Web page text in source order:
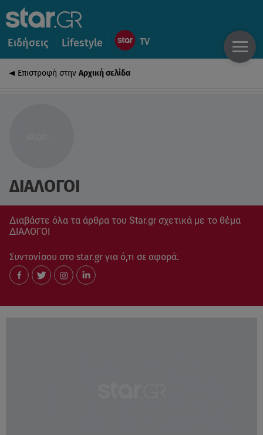
Ειδήσεις Lifestyle
Επιστροφή στην Αρχική σελίδα
ΔΙΑΛΟΓΟΙ
Διαβάστε όλα τα άρθρα του Star.gr σχετικά με το θέμα
ΔΙΑΛΟΓΟΙ
Συντονίσου στο star.gr για ό,τι σε αφορά.